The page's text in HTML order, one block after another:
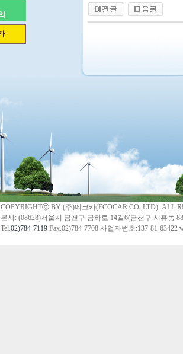
COPYRIGHTⓒ BY (주)에코카(ECOCAR CO.,LTD). ALL
본사: (08628)서울시 금천구 금하로 14길6(금천구 시흥동
Tel.02)784-7119 Fax.02)784-7708 사업자번호:137-81-63422